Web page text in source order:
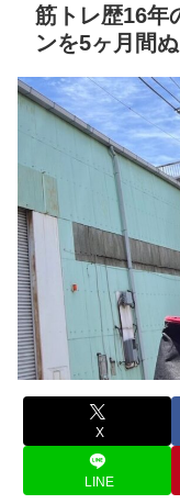
筋トレ歴16年
ンを5ヶ月間
X
LINE